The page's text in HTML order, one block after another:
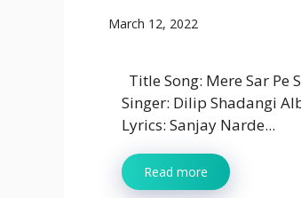
March 12, 2022
Title Song: Mere Sar Pe
Singer: Dilip Shadangi
Lyrics: Sanjay Narde...
Read more